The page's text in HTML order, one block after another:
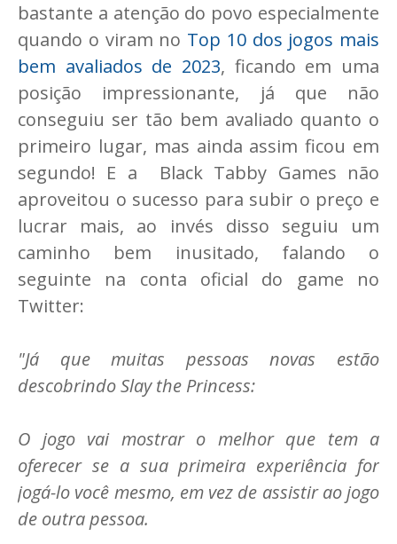
bastante a atenção do povo especialmente
quando o viram no Top 10 dos jogos mais
bem avaliados de 2023, ficando em uma
posição impressionante, já que não
conseguiu ser tão bem avaliado quanto o
primeiro lugar, mas ainda assim ficou em
segundo! E a Black Tabby Games não
aproveitou o sucesso para subir o preço e
lucrar mais, ao invés disso seguiu um
caminho bem inusitado, falando o
seguinte na conta oficial do game no
Twitter:
"Já que muitas pessoas novas estão
descobrindo Slay the Princess:
O jogo vai mostrar o melhor que tem a
oferecer se a sua primeira experiência for
jogá-lo você mesmo, em vez de assistir ao jogo
de outra pessoa.